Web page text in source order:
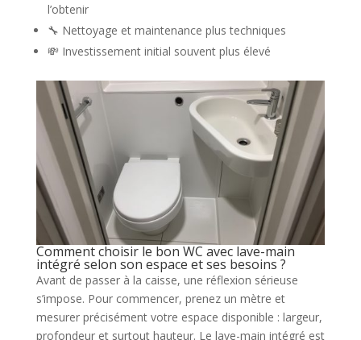
l’obtenir
🔧 Nettoyage et maintenance plus techniques
💸 Investissement initial souvent plus élevé
Comment choisir le bon WC avec lave-main
intégré selon son espace et ses besoins ?
Avant de passer à la caisse, une réflexion sérieuse
s’impose. Pour commencer, prenez un mètre et
mesurer précisément votre espace disponible : largeur,
profondeur et surtout hauteur. Le lave-main intégré est